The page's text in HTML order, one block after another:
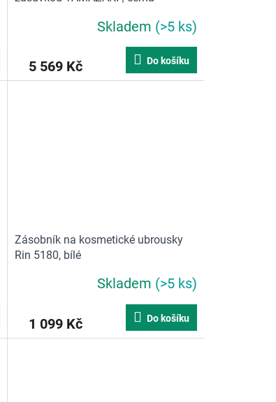
Skladem (>5 ks)
5 569 Kč Do košíku
Zásobník na kosmetické ubrousky
Rin 5180, bílé
Skladem (>5 ks)
1 099 Kč Do košíku